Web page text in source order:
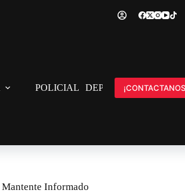
POLICIAL DEPORTES
Mantente Informado